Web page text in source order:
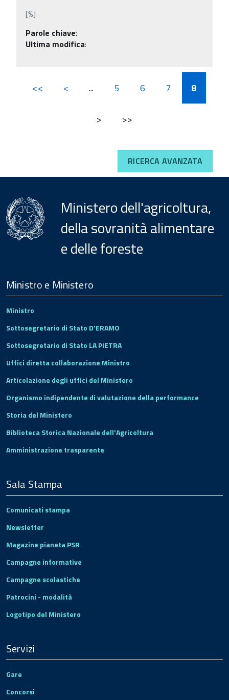
[%]
Parole chiave:
Ultima modifica:
<< < ... 5 6 7 8
> >>
RICERCA AVANZATA
Ministero dell'agricoltura,
della sovranità alimentare
e delle foreste
Footer
Ministro e Ministero
Ministro
Sottosegretario di Stato D'ERAMO
Sottosegretario di Stato LA PIETRA
Uffici diretta collaborazione Ministro
Articolazione degli uffici del Ministero
Organismo indipendente di valutazione della performance
Storia del Ministero
Biblioteca Storica Nazionale dell'Agricoltura
Amministrazione trasparente
Sala Stampa
Comunicati stampa
Newsletter
Magazine pianeta PSR
Campagne informative
Campagne scolastiche
Patrocini - modalità
Logotipo del Ministero
Servizi
Gare
Concorsi